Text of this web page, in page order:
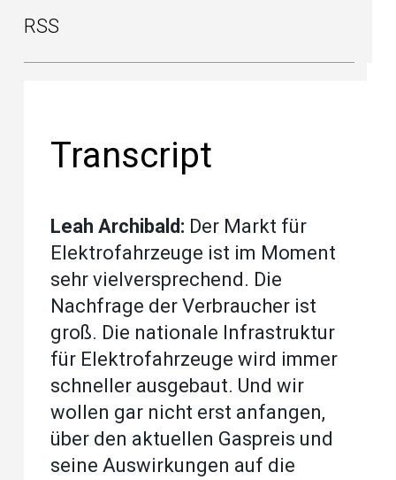
RSS
Transcript
Leah Archibald: Der Markt für
Elektrofahrzeuge ist im Moment
sehr vielversprechend. Die
Nachfrage der Verbraucher ist
groß. Die nationale Infrastruktur
für Elektrofahrzeuge wird immer
schneller ausgebaut. Und wir
wollen gar nicht erst anfangen,
über den aktuellen Gaspreis und
seine Auswirkungen auf die